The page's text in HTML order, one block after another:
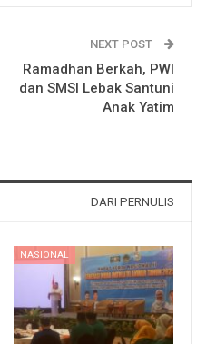
NEXT POST
Ramadhan Berkah, PWI
dan SMSI Lebak Santuni
Anak Yatim
DARI PERNULIS
NASIONAL